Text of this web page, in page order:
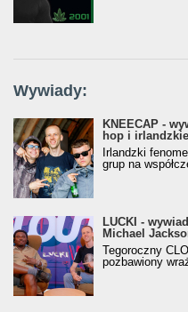
Wywiady:
KNEECAP -
hop i
Irlandzki
grup na
LUCKI -
Michael
Tegoroczny
pozbawiony